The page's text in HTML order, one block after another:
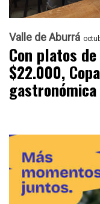
Valle de Aburrá
Con platos
$22.000,